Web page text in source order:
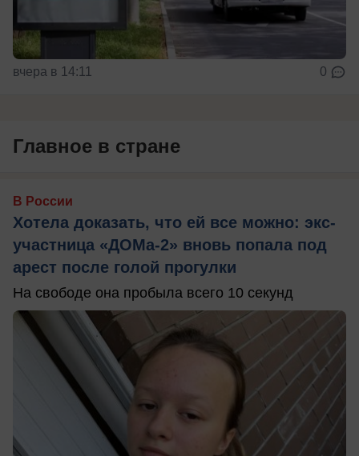
вчера в 14:11 0
Главное в стране
В России
Хотела доказать, что ей все можно: экс-
участница «ДОМа-2» вновь попала под
арест после голой прогулки
На свободе она пробыла всего 10 секунд